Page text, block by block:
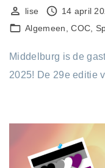
lise
14 april
Algemeen
COC
Middelburg is de
2025! De 29e editie